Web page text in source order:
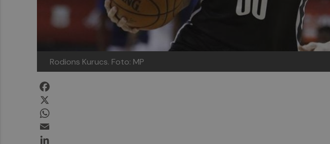
Rodions Kurucs. Foto: MP